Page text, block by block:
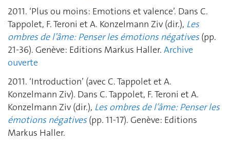
2011. ‘Plus ou moins: Emotions et valence’. Dans C.
Tappolet, F. Teroni et A. Konzelmann Ziv (dir.), Les
ombres de l’âme: Penser les émotions négatives(pp.
21-36). Genève: Editions Markus Haller. Archive
ouverte
2011. ‘Introduction’ (avec C. Tappolet et A.
Konzelmann Ziv). Dans C. Tappolet, F. Teroni et A.
Konzelmann Ziv (dir.), Les ombres de l’âme: Penser les
émotions négatives(pp. 11-17). Genève: Editions
Markus Haller.